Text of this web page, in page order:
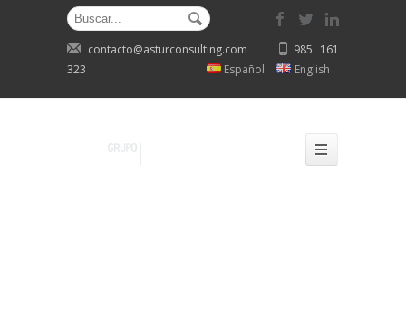
contacto@asturconsulting.com
Español
English
985 161
323